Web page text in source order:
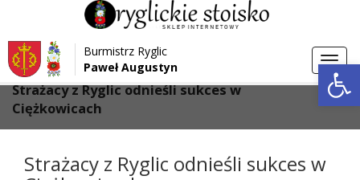
Przejdź do menu
Przejdź do głównej treści strony
Przejdź do stopki strony
Burmistrz Ryglic
Paweł Augustyn
Strona główna > Aktualności
Strażacy z Ryglic odnieśli sukces w
Ciężkowicach
Strażacy z Ryglic odnieśli sukces w